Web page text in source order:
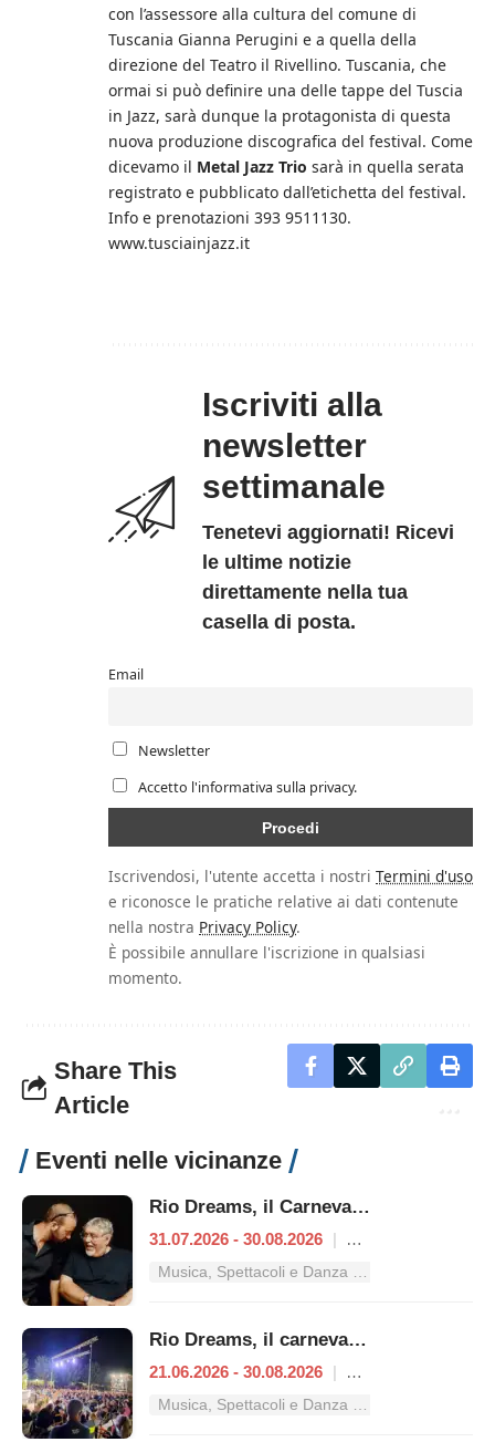
con l’assessore alla cultura del comune di
Tuscania Gianna Perugini e a quella della
direzione del Teatro il Rivellino. Tuscania, che
ormai si può definire una delle tappe del Tuscia
in Jazz, sarà dunque la protagonista di questa
nuova produzione discografica del festival. Come
dicevamo il Metal Jazz Trio sarà in quella serata
registrato e pubblicato dall’etichetta del festival.
Info e prenotazioni 393 9511130.
www.tusciainjazz.it
Iscriviti alla
newsletter
settimanale
Tenetevi aggiornati! Ricevi
le ultime notizie
direttamente nella tua
casella di posta.
Email
Newsletter
Accetto l'informativa sulla privacy.
Iscrivendosi, l'utente accetta i nostri Termini d'uso
e riconosce le pratiche relative ai dati contenute
nella nostra Privacy Policy.
È possibile annullare l'iscrizione in qualsiasi
momento.
Share This
Article
Eventi nelle vicinanze
Rio Dreams, il Carnevale d’estate
31.07.2026 - 30.08.2026 |
Musica, Spettacoli e Danza nel Lazio
Rio Dreams, il carnevale dell'estate ai Tucul
21.06.2026 - 30.08.2026 |
Musica, Spettacoli e Danza nel Lazio